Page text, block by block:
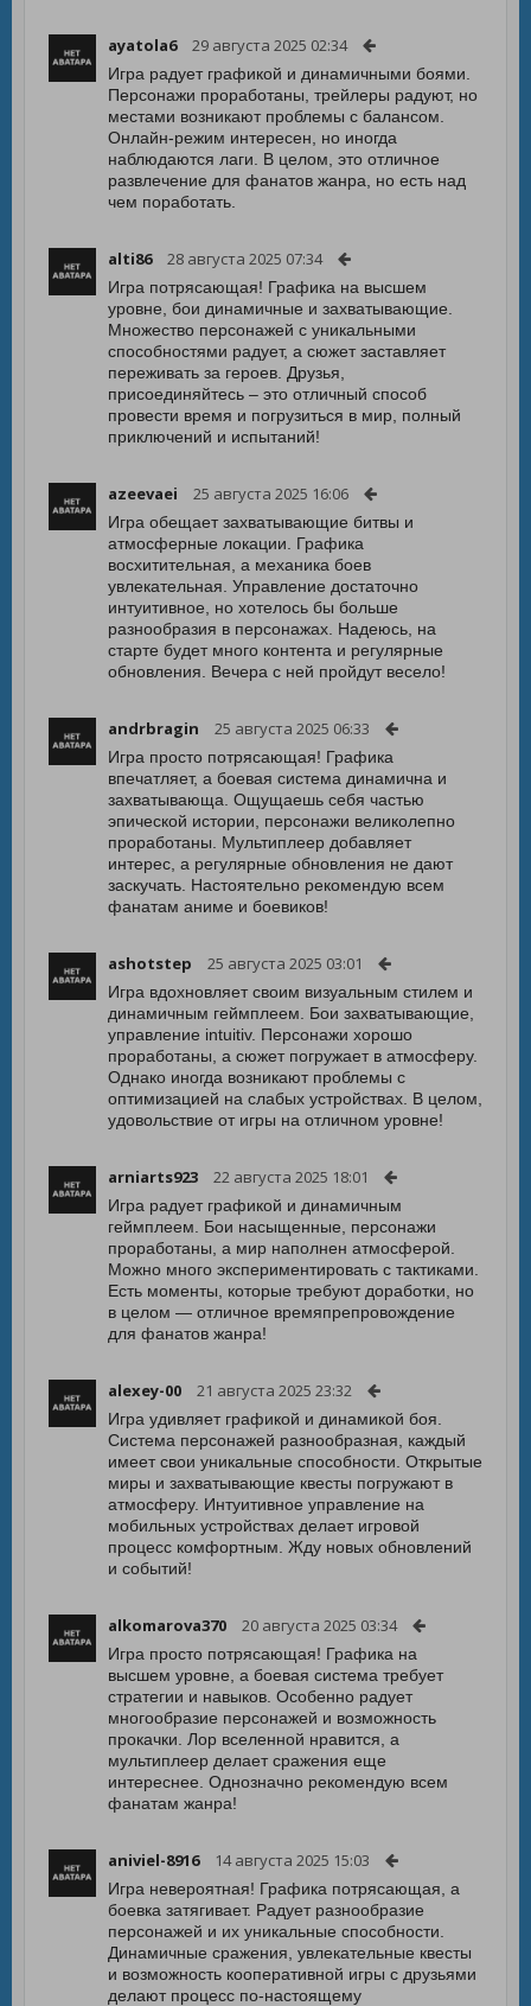
ayatola6 29 августа 2025 02:34
Игра радует графикой и динамичными боями.
Персонажи проработаны, трейлеры радуют, но
местами возникают проблемы с балансом.
Онлайн-режим интересен, но иногда
наблюдаются лаги. В целом, это отличное
развлечение для фанатов жанра, но есть над
чем поработать.
alti86 28 августа 2025 07:34
Игра потрясающая! Графика на высшем
уровне, бои динамичные и захватывающие.
Множество персонажей с уникальными
способностями радует, а сюжет заставляет
переживать за героев. Друзья,
присоединяйтесь – это отличный способ
провести время и погрузиться в мир, полный
приключений и испытаний!
azeevaei 25 августа 2025 16:06
Игра обещает захватывающие битвы и
атмосферные локации. Графика
восхитительная, а механика боев
увлекательная. Управление достаточно
интуитивное, но хотелось бы больше
разнообразия в персонажах. Надеюсь, на
старте будет много контента и регулярные
обновления. Вечера с ней пройдут весело!
andrbragin 25 августа 2025 06:33
Игра просто потрясающая! Графика
впечатляет, а боевая система динамична и
захватывающа. Ощущаешь себя частью
эпической истории, персонажи великолепно
проработаны. Мультиплеер добавляет
интерес, а регулярные обновления не дают
заскучать. Настоятельно рекомендую всем
фанатам аниме и боевиков!
ashotstep 25 августа 2025 03:01
Игра вдохновляет своим визуальным стилем и
динамичным геймплеем. Бои захватывающие,
управление intuitiv. Персонажи хорошо
проработаны, а сюжет погружает в атмосферу.
Однако иногда возникают проблемы с
оптимизацией на слабых устройствах. В целом,
удовольствие от игры на отличном уровне!
arniarts923 22 августа 2025 18:01
Игра радует графикой и динамичным
геймплеем. Бои насыщенные, персонажи
проработаны, а мир наполнен атмосферой.
Можно много экспериментировать с тактиками.
Есть моменты, которые требуют доработки, но
в целом — отличное времяпрепровождение
для фанатов жанра!
alexey-00 21 августа 2025 23:32
Игра удивляет графикой и динамикой боя.
Система персонажей разнообразная, каждый
имеет свои уникальные способности. Открытые
миры и захватывающие квесты погружают в
атмосферу. Интуитивное управление на
мобильных устройствах делает игровой
процесс комфортным. Жду новых обновлений
и событий!
alkomarova370 20 августа 2025 03:34
Игра просто потрясающая! Графика на
высшем уровне, а боевая система требует
стратегии и навыков. Особенно радует
многообразие персонажей и возможность
прокачки. Лор вселенной нравится, а
мультиплеер делает сражения еще
интереснее. Однозначно рекомендую всем
фанатам жанра!
aniviel-8916 14 августа 2025 15:03
Игра невероятная! Графика потрясающая, а
боевка затягивает. Радует разнообразие
персонажей и их уникальные способности.
Динамичные сражения, увлекательные квесты
и возможность кооперативной игры с друзьями
делают процесс по-настоящему